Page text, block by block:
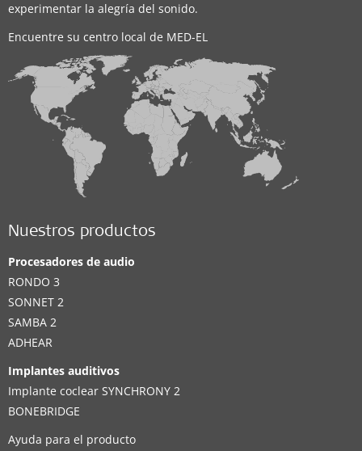
experimentar la alegría del sonido.
Encuentre su centro local de MED-EL
Nuestros productos
Procesadores de audio
RONDO 3
SONNET 2
SAMBA 2
ADHEAR
Implantes auditivos
Implante coclear SYNCHRONY 2
BONEBRIDGE
Ayuda para el producto